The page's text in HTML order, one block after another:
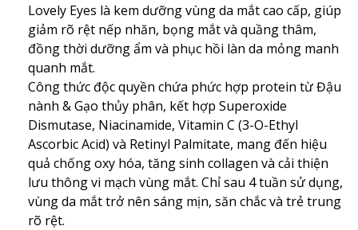
Lovely Eyes là kem dưỡng vùng da mắt cao cấp, giúp
giảm rõ rệt nếp nhăn, bọng mắt và quầng thâm,
đồng thời dưỡng ẩm và phục hồi làn da mỏng manh
quanh mắt.
Công thức độc quyền chứa phức hợp protein từ Đậu
nành & Gạo thủy phân, kết hợp Superoxide
Dismutase, Niacinamide, Vitamin C (3-O-Ethyl
Ascorbic Acid) và Retinyl Palmitate, mang đến hiệu
quả chống oxy hóa, tăng sinh collagen và cải thiện
lưu thông vi mạch vùng mắt. Chỉ sau 4 tuần sử dụng,
vùng da mắt trở nên sáng mịn, săn chắc và trẻ trung
rõ rệt.